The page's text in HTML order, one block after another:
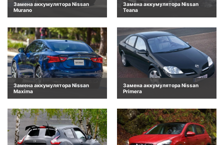
Замена аккумулятора Nissan
Murano
Замена аккумулятора Nissan
Teana
Замена аккумулятора Nissan
Maxima
Замена аккумулятора Nissan
Primera